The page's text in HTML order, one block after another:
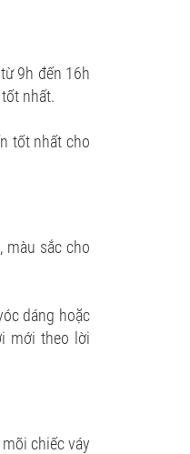
9h đến 16h
nhất.
tốt nhất cho
màu sắc cho
dáng hoặc
mới theo lời
chiếc váy